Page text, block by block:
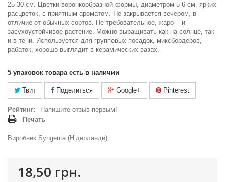
25-30 см. Цветки воронкообразной формы, диаметром 5-6 см, ярких
расцветок, с приятным ароматом. Не закрывается вечером, в
отличие от обычных сортов. Не требовательное, жаро- - и
засухоустойчивое растение. Можно выращивать как на солнце, так
и в тени. Используется для групповых посадок, миксбордеров,
рабаток, хорошо выглядит в керамических вазах.
5 упаковок товара есть в наличии
Твит Поделиться Google+ Pinterest
Рейтинг:
Напишите отзыв первым!
Печать
Виробник Syngenta (Нідерланди)
18,50 грн.